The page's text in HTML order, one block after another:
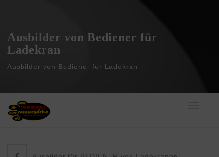
Ausbilder von Bediener für
Ladekran
Ausbilder von Bediener für Ladekran